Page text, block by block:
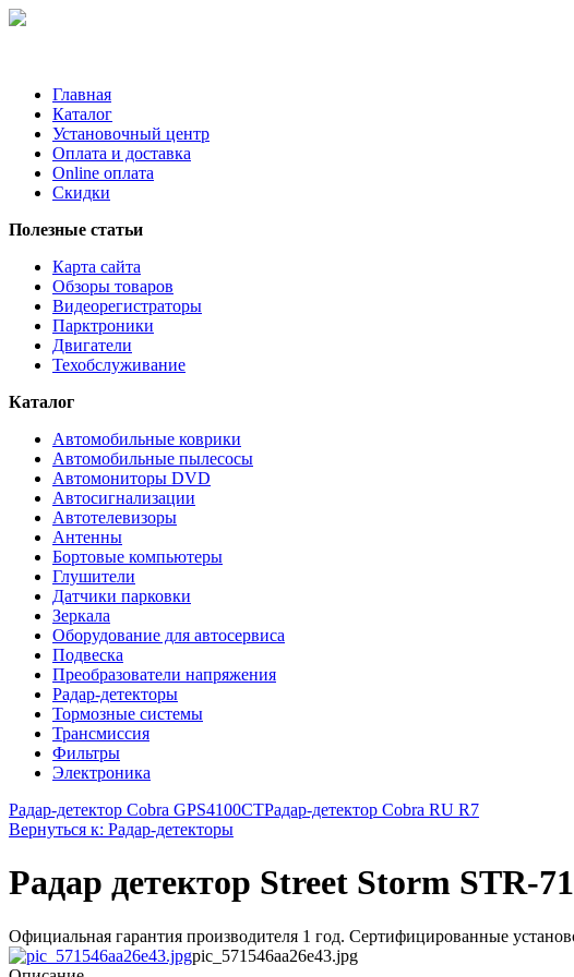
Главная
Каталог
Установочный центр
Оплата и доставка
Online оплата
Скидки
Полезные статьи
Карта сайта
Обзоры товаров
Видеорегистраторы
Парктроники
Двигатели
Техобслуживание
Каталог
Автомобильные коврики
Автомобильные пылесосы
Автомониторы DVD
Автосигнализации
Автотелевизоры
Антенны
Бортовые компьютеры
Глушители
Датчики парковки
Зеркала
Оборудование для автосервиса
Подвеска
Преобразователи напряжения
Радар-детекторы
Тормозные системы
Трансмиссия
Фильтры
Электроника
Радар-детектор Cobra GPS4100СТРадар-детектор Cobra RU R7
Вернуться к: Радар-детекторы
Радар детектор Street Storm STR-
Официальная гарантия производителя 1 год. Сертифицированные
pic_571546aa26e43.jpg